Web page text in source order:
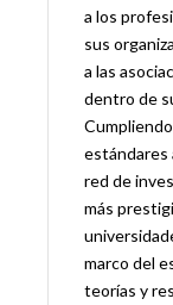
a los
sus
a las
dentro de
estándares
red de
más
marco del
teorías y